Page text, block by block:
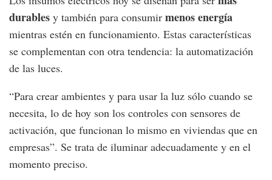
durables y también para consumir menos energía
mientras estén en funcionamiento. Estas características
se complementan con otra tendencia: la automatización
de las luces.
“Para crear ambientes y para usar la luz sólo cuando se
necesita, lo de hoy son los controles con sensores de
activación, que funcionan lo mismo en viviendas que en
empresas”. Se trata de iluminar adecuadamente y en el
momento preciso.